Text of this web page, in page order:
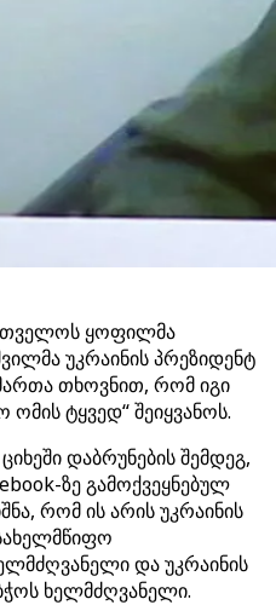
ყოფილმა
უკრაინის პრეზიდენტ
თხოვნით, რომ იგი
ტყვედ“ შეიყვანოს.
დაბრუნების შემდეგ,
ზე გამოქვეყნებულ
რომ ის არის უკრაინის
და უკრაინის
ხელმძღვანელი.